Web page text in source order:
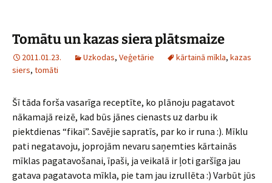
Tomātu un kazas siera plātsmaize
2011.01.23. Uzkodas, Veģetārie kārtainā mīkla, kazas
siers, tomāti
Šī tāda forša vasarīga receptīte, ko plānoju pagatavot
nākamajā reizē, kad būs jānes cienasts uz darbu ik
piektdienas “fikai”. Savējie sapratīs, par ko ir runa :). Mīklu
pati negatavoju, joprojām nevaru saņemties kārtainās
mīklas pagatavošanai, īpaši, ja veikalā ir ļoti garšīga jau
gatava pagatavota mīkla, pie tam jau izrullēta :) Varbūt jūs